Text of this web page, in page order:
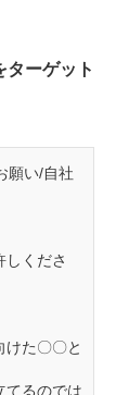
ターゲット
願い/自社
しくださ
た〇〇と
てるのでは